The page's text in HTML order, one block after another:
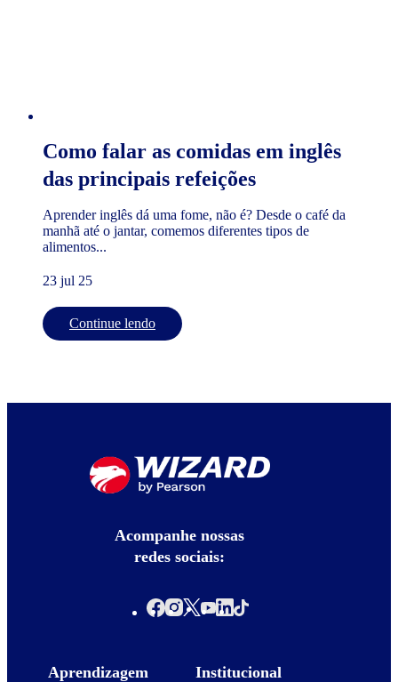
Como falar as comidas em inglês
das principais refeições
Aprender inglês dá uma fome, não é? Desde o café da
manhã até o jantar, comemos diferentes tipos de
alimentos...
23 jul 25
Continue lendo
Acompanhe nossas
redes sociais:
Aprendizagem Institucional